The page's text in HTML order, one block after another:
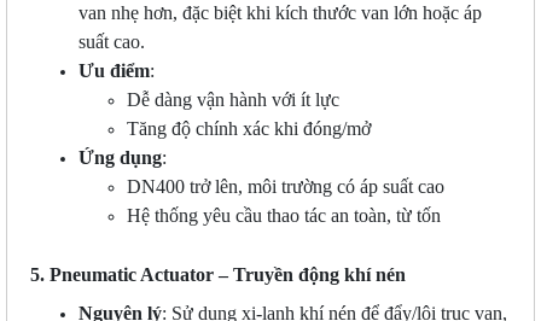
van nhẹ hơn, đặc biệt khi kích thước van lớn hoặc áp
suất cao.
Ưu điểm:
Dễ dàng vận hành với ít lực
Tăng độ chính xác khi đóng/mở
Ứng dụng:
DN400 trở lên, môi trường có áp suất cao
Hệ thống yêu cầu thao tác an toàn, từ tốn
5. Pneumatic Actuator – Truyền động khí nén
Nguyên lý: Sử dụng xi-lanh khí nén để đẩy/lôi trục van,